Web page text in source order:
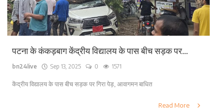
पटना के कंकड़बाग केंद्रीय विद्यालय के पास बीच सड़क पर...
bn24live Sep 13, 2025 0 1571
केंद्रीय विद्यालय के पास बीच सड़क पर गिरा पेड़, आवागमन बाधित
Read More